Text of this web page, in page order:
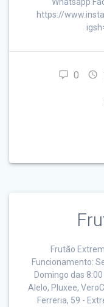
https://
0
Frutão
Funcionamento:
Domingo das
Alelo, Pluxee,
Ferreria, 59 -